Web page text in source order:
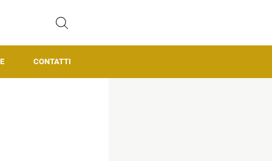
CONTATTI